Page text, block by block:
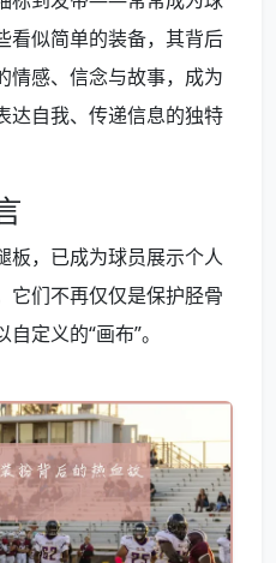
看似简单的装备，其背后
情感、信念与故事，成为
达自我、传递信息的独特
板，已成为球员展示个人
它们不再仅仅是保护胫骨
定义的“画布”。